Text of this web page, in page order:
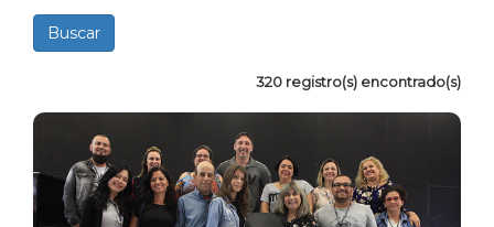
320 registro(s) encontrado(s)